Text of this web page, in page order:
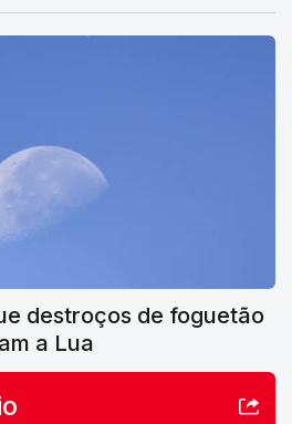
destroços de foguetão
a Lua